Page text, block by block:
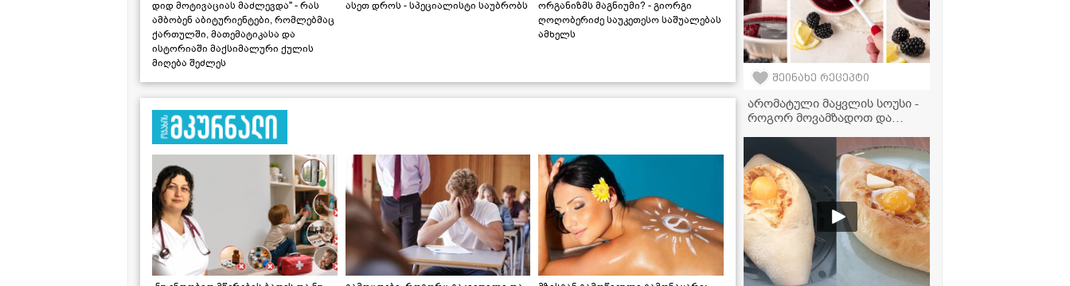
დიდ მოტივაციას მაძლევდა" - რას
ამბობენ აბიტურიენტები, რომლებმაც
ქართულში, მათემატიკასა და
ისტორიაში მაქსიმალური ქულის
მიღება შეძლეს
ასეთ დროს - სპეციალისტი საუბრობს
ორგანიზმს მაგნიუმი? - გიორგი
ღოღობერიძე საუკეთესო საშუალებას
ამხელს
შეინახე რეცეპტი
არომატული მაყვლის სოუსი -
როგორ მოვამზადოთ და